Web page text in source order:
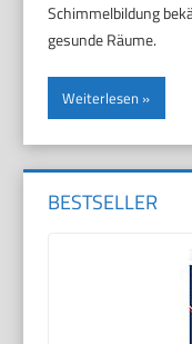
Schimmelbildung
gesunde Räume.
Weiterlesen
BESTSELLER